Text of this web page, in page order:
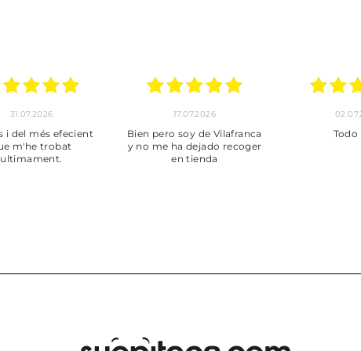
30.06.2026
Tot perfecte
24.06.2026
***
Pedido